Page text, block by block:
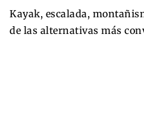
Kayak, escalada,
de las alternativas más